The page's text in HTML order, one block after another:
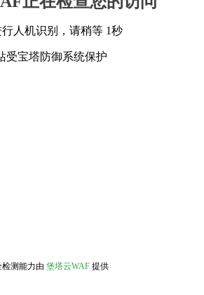
人机识别，请稍等 1秒
受宝塔防御系统保护
检测能力由 堡塔云WAF 提供